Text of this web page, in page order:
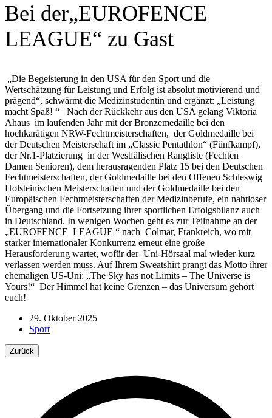
Bei der„EUROFENCE
LEAGUE“ zu Gast
„Die Begeisterung in den USA für den Sport und die
Wertschätzung für Leistung und Erfolg ist absolut motivierend und
prägend“, schwärmt die Medizinstudentin und ergänzt: „Leistung
macht Spaß! “ Nach der Rückkehr aus den USA gelang Viktoria
Ahaus im laufenden Jahr mit der Bronzemedaille bei den
hochkarätigen NRW-Fechtmeisterschaften, der Goldmedaille bei
der Deutschen Meisterschaft im „Classic Pentathlon“ (Fünfkampf),
der Nr.1-Platzierung in der Westfälischen Rangliste (Fechten
Damen Senioren), dem herausragenden Platz 15 bei den Deutschen
Fechtmeisterschaften, der Goldmedaille bei den Offenen Schleswig
Holsteinischen Meisterschaften und der Goldmedaille bei den
Europäischen Fechtmeisterschaften der Medizinberufe, ein nahtloser
Übergang und die Fortsetzung ihrer sportlichen Erfolgsbilanz auch
in Deutschland. In wenigen Wochen geht es zur Teilnahme an der
„EUROFENCE LEAGUE “ nach Colmar, Frankreich, wo mit
starker internationaler Konkurrenz erneut eine große
Herausforderung wartet, wofür der Uni-Hörsaal mal wieder kurz
verlassen werden muss. Auf Ihrem Sweatshirt prangt das Motto ihrer
ehemaligen US-Uni: „The Sky has not Limits – The Universe is
Yours!“ Der Himmel hat keine Grenzen – das Universum gehört
euch!
29. Oktober 2025
Sport